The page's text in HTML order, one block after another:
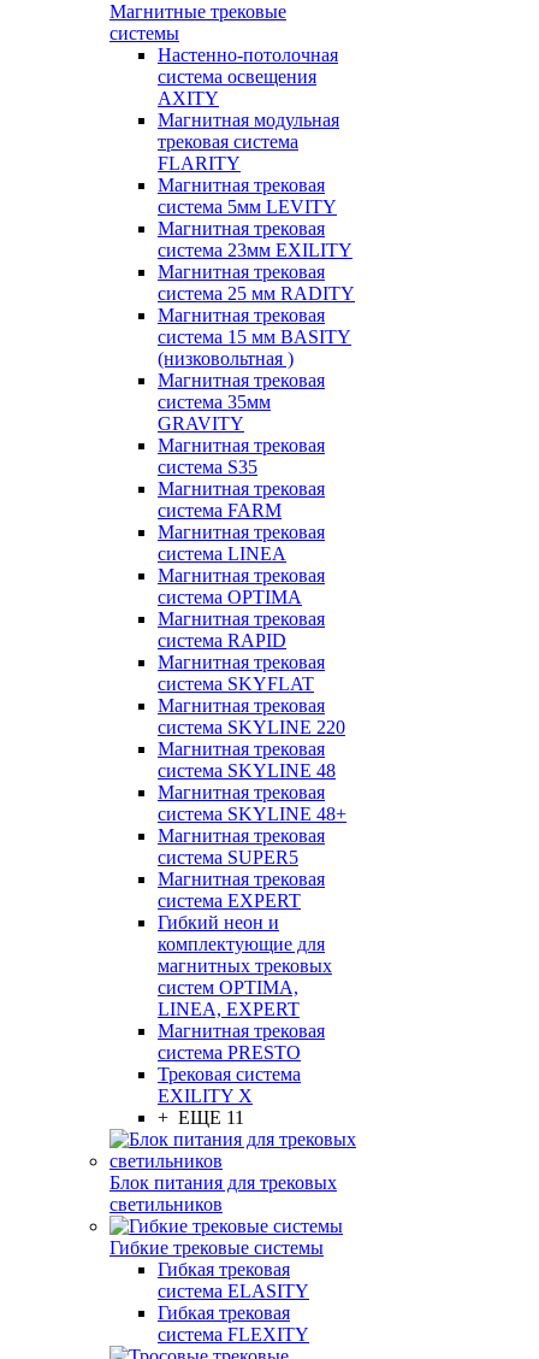
Магнитные трековые
системы
Настенно-потолочная
система освещения
AXITY
Магнитная модульная
трековая система
FLARITY
Магнитная трековая
система 5мм LEVITY
Магнитная трековая
система 23мм EXILITY
Магнитная трековая
система 25 мм RADITY
Магнитная трековая
система 15 мм BASITY
(низковольтная )
Магнитная трековая
система 35мм
GRAVITY
Магнитная трековая
система S35
Магнитная трековая
система FARM
Магнитная трековая
система LINEA
Магнитная трековая
система OPTIMA
Магнитная трековая
система RAPID
Магнитная трековая
система SKYFLAT
Магнитная трековая
система SKYLINE 220
Магнитная трековая
система SKYLINE 48
Магнитная трековая
система SKYLINE 48+
Магнитная трековая
система SUPER5
Магнитная трековая
система EXPERT
Гибкий неон и
комплектующие для
магнитных трековых
систем OPTIMA,
LINEA, EXPERT
Магнитная трековая
система PRESTO
Трековая система
EXILITY X
+ ЕЩЕ 11
Блок питания для трековых
светильников
Гибкие трековые системы
Гибкая трековая
система ELASITY
Гибкая трековая
система FLEXITY